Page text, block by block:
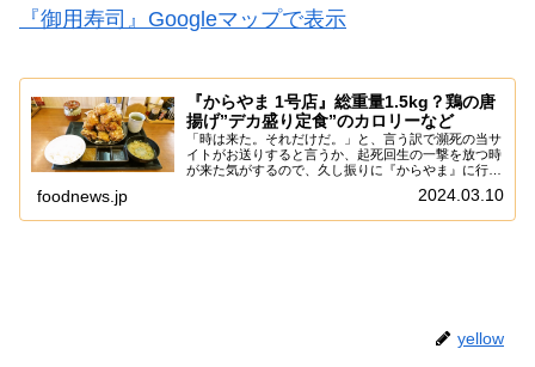
『御用寿司』Googleマップで表示
『からやま 1号店』総重量1.5kg？鶏の唐
揚げ”デカ盛り定食”のカロリーなど
「時は来た。それだけだ。」と、言う訳で瀕死の当サ
イトがお送りすると言うか、起死回生の一撃を放つ時
が来た気がするので、久し振りに『からやま』に行っ
定食とかあるんだ～」と思ったまま、世界一詳しく
foodnews.jp 2024.03.10
yellow